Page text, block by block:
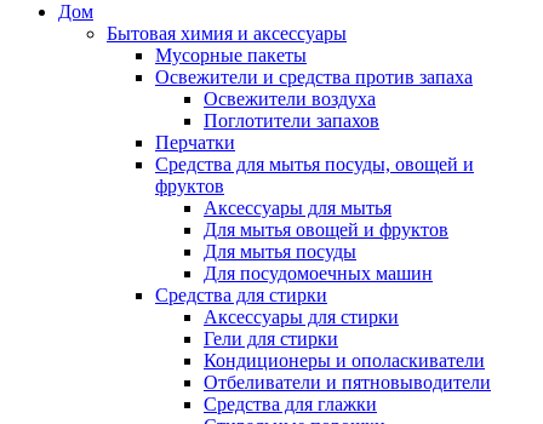
Дом
Бытовая химия и аксессуары
Мусорные пакеты
Освежители и средства против запаха
Освежители воздуха
Поглотители запахов
Перчатки
Средства для мытья посуды, овощей и
фруктов
Аксессуары для мытья
Для мытья овощей и фруктов
Для мытья посуды
Для посудомоечных машин
Средства для стирки
Аксессуары для стирки
Гели для стирки
Кондиционеры и ополаскиватели
Отбеливатели и пятновыводители
Средства для глажки